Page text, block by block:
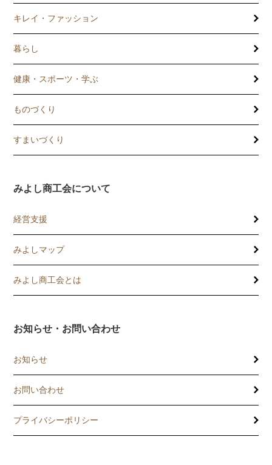
キレイ・ファッション
暮らし
健康・スポーツ・学ぶ
ものづくり
すまいづくり
みよし商工会について
経営支援
講習会
記帳相談指導
みよしマップ
みよし商工会とは
お知らせ・お問い合わせ
お知らせ
お問い合わせ
プライバシーポリシー